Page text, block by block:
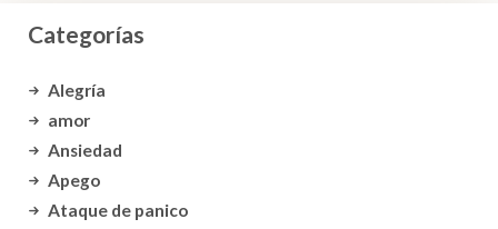
Categorías
Alegría
amor
Ansiedad
Apego
Ataque de panico